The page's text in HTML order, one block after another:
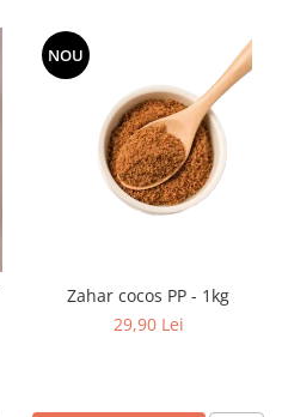
NOU
Zahar cocos PP - 1kg
29,90 Lei